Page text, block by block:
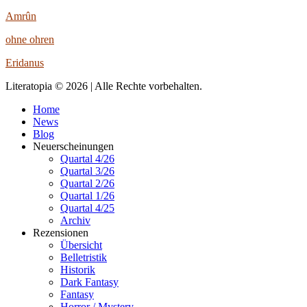
Amrûn
ohne ohren
Eridanus
Literatopia © 2026 | Alle Rechte vorbehalten.
Home
News
Blog
Neuerscheinungen
Quartal 4/26
Quartal 3/26
Quartal 2/26
Quartal 1/26
Quartal 4/25
Archiv
Rezensionen
Übersicht
Belletristik
Historik
Dark Fantasy
Fantasy